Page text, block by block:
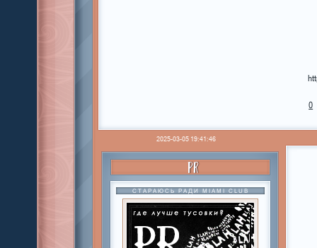
0
2025-03-05 19:41:46
PR
СТАРАЮСЬ РАДИ MIAMI CLUB